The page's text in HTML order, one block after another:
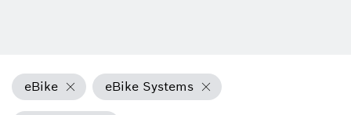
eBike eBike Systems